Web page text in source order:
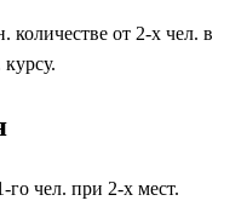
количестве от 2-х чел. в
го чел. при 2-х мест.